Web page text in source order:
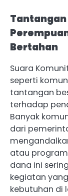
Bertahan
Suara
seperti
tantangan
terhadap
Banyak
dari
atau
dana ini
kegiatan
kebutuhan di